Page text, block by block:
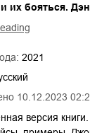
10.12.2023
их бояться.
2021
версия